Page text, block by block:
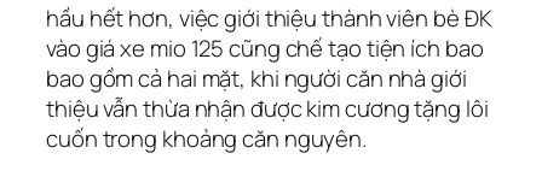
hầu hết hơn, việc giới thiệu thành viên bè ĐK
vào giá xe mio 125 cũng chế tạo tiện ích bao
bao gồm cả hai mặt, khi người căn nhà giới
thiệu vẫn thừa nhận được kim cương tặng lôi
cuốn trong khoảng căn nguyên.